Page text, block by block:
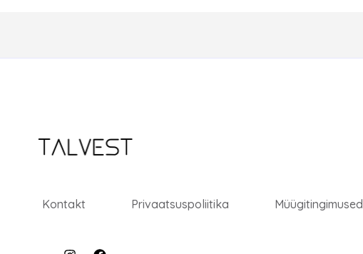
Kontakt Privaatsuspoliitika Müügitingimused